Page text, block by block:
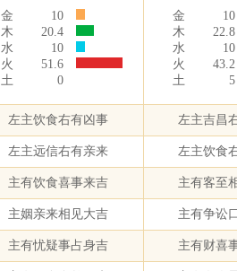
金
10
木
20.4
水
10
火
51.6
土
0
金
10
木
22.8
水
10
火
43.2
土
5
左主饮食右有凶事 左主吉昌
左主远信右有亲来 左主饮食
主有饮食喜事来吉 主有客至
主姻亲来相见大吉 主有争讼
主有忧疑事占身吉 主有财喜